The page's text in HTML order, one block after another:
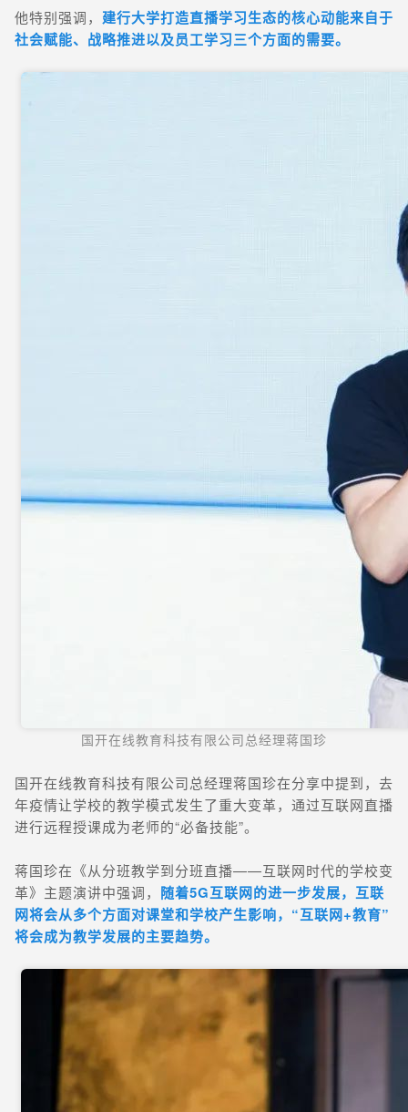
他特别强调， 建行大学打造直播学习生态的核心动能来自于
社会赋能、战略推进以及员工学习三个方面的需要。
国开在线教育科技有限公司总经理蒋国珍
国开在线教育科技有限公司总经理蒋国珍在分享中提到，去
年疫情让学校的教学模式发生了重大变革，通过互联网直播
进行远程授课成为老师的“必备技能”。
蒋国珍在《从分班教学到分班直播——互联网时代的学校变
革》主题演讲中强调， 随着5G互联网的进一步发展，互联
网将会从多个方面对课堂和学校产生影响，“互联网+教育”
将会成为教学发展的主要趋势。